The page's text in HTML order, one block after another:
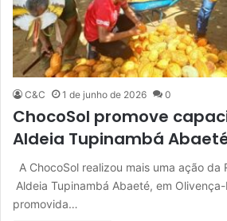
C&C 1 de junho de 2026 0
ChocoSol promove
Aldeia Tupinambá
A ChocoSol realizou mais uma ação da
Aldeia Tupinambá Abaeté, em
promovida…